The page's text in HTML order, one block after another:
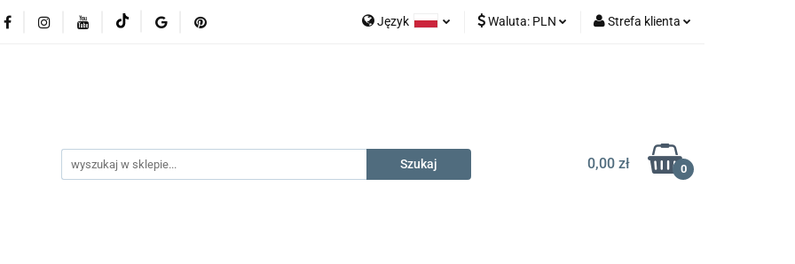
Język Waluta: PLN Strefa klienta
0,00 zł 0
promocje kategorie produktów producenci